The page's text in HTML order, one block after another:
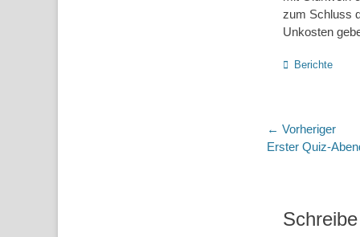
zum Schluss
Unkosten
Kategorien
Berichte
← Vorheriger
Vorheriger
Erster Quiz-